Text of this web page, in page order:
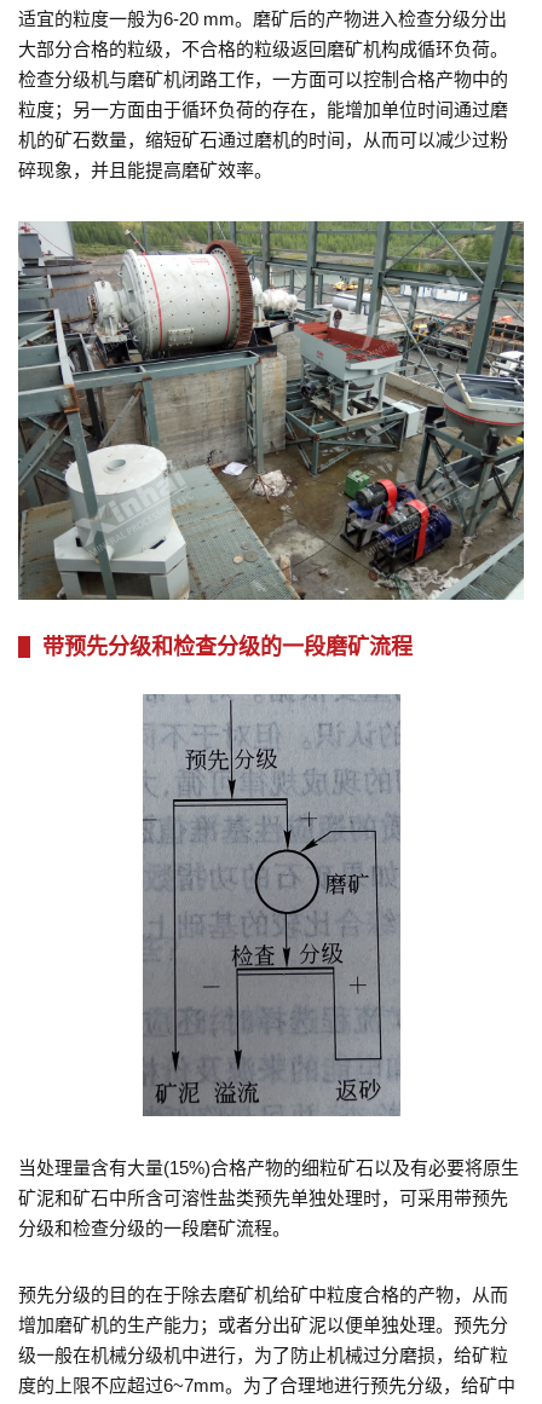
适宜的粒度一般为6-20 mm。磨矿后的产物进入检查分级分出
大部分合格的粒级，不合格的粒级返回磨矿机构成循环负荷。
检查分级机与磨矿机闭路工作，一方面可以控制合格产物中的
粒度；另一方面由于循环负荷的存在，能增加单位时间通过磨
机的矿石数量，缩短矿石通过磨机的时间，从而可以减少过粉
碎现象，并且能提高磨矿效率。
带预先分级和检查分级的一段磨矿流程
当处理量含有大量(15%)合格产物的细粒矿石以及有必要将原生
矿泥和矿石中所含可溶性盐类预先单独处理时，可采用带预先
分级和检查分级的一段磨矿流程。
预先分级的目的在于除去磨矿机给矿中粒度合格的产物，从而
增加磨矿机的生产能力；或者分出矿泥以便单独处理。预先分
级一般在机械分级机中进行，为了防止机械过分磨损，给矿粒
度的上限不应超过6~7mm。为了合理地进行预先分级，给矿中